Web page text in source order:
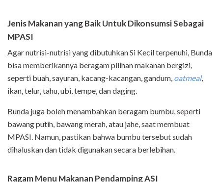
Jenis Makanan yang Baik Untuk Dikonsumsi Sebagai
MPASI
Agar nutrisi-nutrisi yang dibutuhkan Si Kecil terpenuhi, Bunda
bisa memberikannya beragam pilihan makanan bergizi,
seperti buah, sayuran, kacang-kacangan, gandum, oatmeal,
ikan, telur, tahu, ubi, tempe, dan daging.
Bunda juga boleh menambahkan beragam bumbu, seperti
bawang putih, bawang merah, atau jahe, saat membuat
MPASI. Namun, pastikan bahwa bumbu tersebut sudah
dihaluskan dan tidak digunakan secara berlebihan.
Ragam Menu Makanan Pendamping ASI